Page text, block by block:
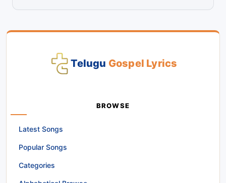
Telugu Gospel Lyrics
BROWSE
Latest Songs
Popular Songs
Categories